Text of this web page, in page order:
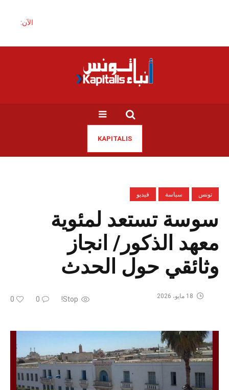
الآن:
KAPITALIS
تونس سياسة فيديو
سوسة تستعد لمئوية
معهد الذكور/ انجاز
وثائقي حول الحدث
Stop!
0
0 18 مايو، 2026